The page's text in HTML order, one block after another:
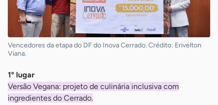
Vencedores da etapa do DF do Inova Cerrado. Crédito: Erivelton
Viana.
1º lugar
Versão Vegana: projeto de culinária inclusiva com
ingredientes do Cerrado.